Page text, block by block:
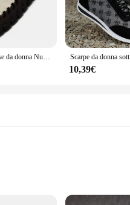
2023 Scarpe basse da donna Nuovi mocassini ortopedici Mocassini da donna cuciti Slip On Ballerine per le donne Scarpe da infermiera medica
10,39€